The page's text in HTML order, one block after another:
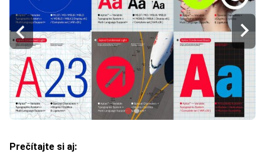
Prečítajte si aj: